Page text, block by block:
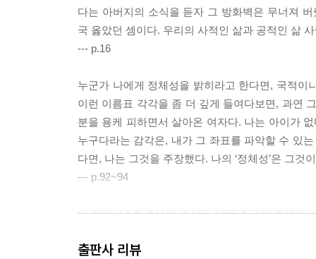
다는 아버지의 소식을 듣자 그 방화벽은 무너져
국 옳았던 셈이다. 우리의 사적인 삶과 공적인 삶
--- p.16
누군가 나에게 정체성을 밝히라고 한다면, 국적
이런 이름표 각각을 좀 더 깊게 들여다보면, 과연
분을 용케 피하면서 살아온 여자다. 나는 아이가
누구다라는 감각은, 내가 그 좌표를 파악할 수 있
다면, 나는 그것을 주장했다. 나의 ‘정체성’은 그
--- p.92~94
내 페미니스트로서의 의식은 1976년 교외 주택에
로서의 위치와 종이 한 장 차이였다. 나의 주제는
출판사 리뷰